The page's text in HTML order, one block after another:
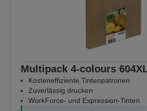
Multipack 4-colours
Kosteneffiziente Tintenpatronen
Zuverlässig drucken
WorkForce- und Expression-Tinten